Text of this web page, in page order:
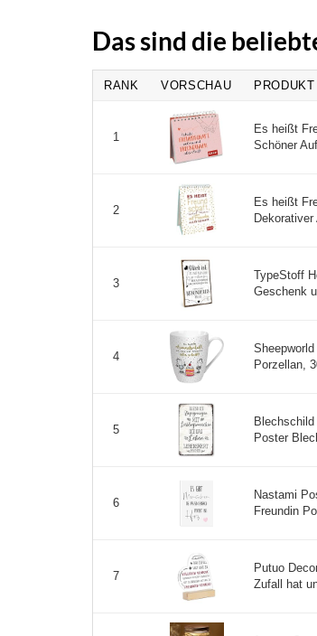
Das sind die
RANK VORSCHAU PRODUKT
1
Es heißt
Schöner
2
Es heißt
3
TypeStoff
Geschenk
4
Porzellan,
5
Poster
6
Nastami
Freundin
7
Putuo
Zufall hat